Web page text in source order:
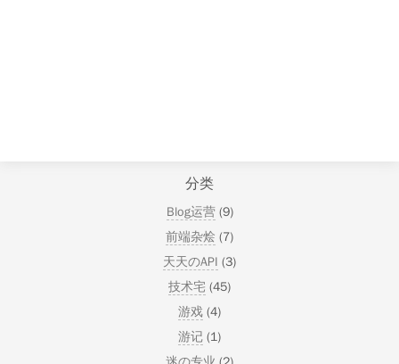
分类
Blog运营(9)
前端杂烩 (7)
天天のAPI (3)
技术宅 (45)
游戏 (4)
游记 (1)